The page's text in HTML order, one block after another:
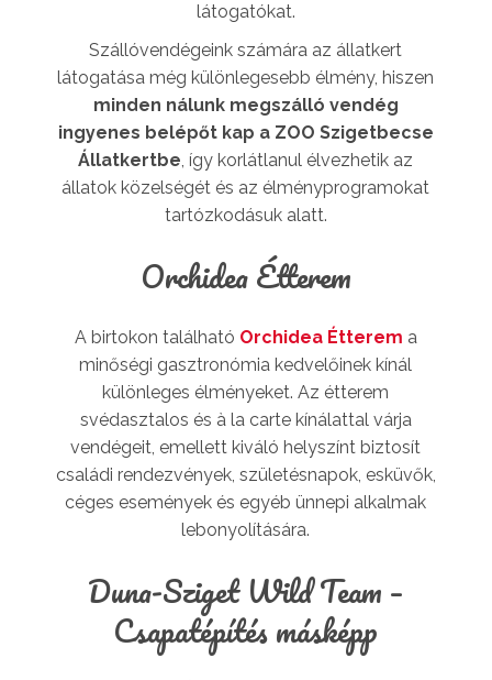
látogatókat.
Szállóvendégeink számára az állatkert
látogatása még különlegesebb élmény, hiszen
minden nálunk megszálló vendég
ingyenes belépőt kap a ZOO Szigetbecse
Állatkertbe, így korlátlanul élvezhetik az
állatok közelségét és az élményprogramokat
tartózkodásuk alatt.
Orchidea Étterem
A birtokon található Orchidea Étterem a
minőségi gasztronómia kedvelőinek kínál
különleges élményeket. Az étterem
svédasztalos és à la carte kínálattal várja
vendégeit, emellett kiváló helyszínt biztosít
családi rendezvények, születésnapok, esküvők,
céges események és egyéb ünnepi alkalmak
lebonyolítására.
Duna-Sziget Wild Team –
Csapatépítés másképp